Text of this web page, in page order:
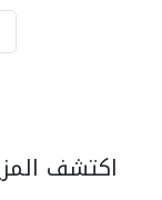
اكتشف